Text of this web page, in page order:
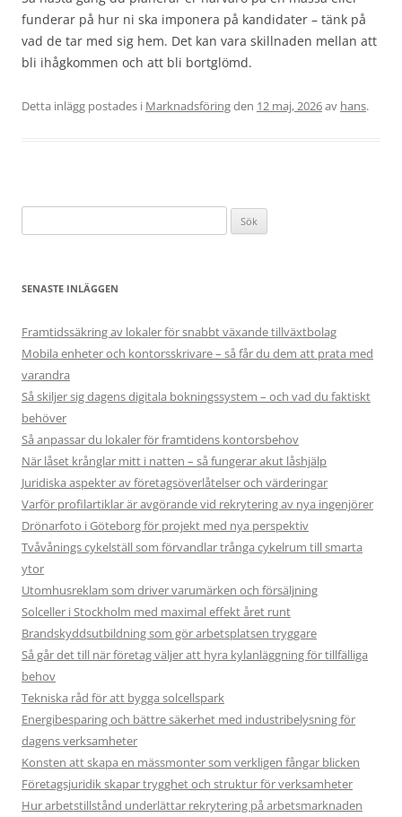
funderar på hur ni ska imponera på kandidater – tänk på
vad de tar med sig hem. Det kan vara skillnaden mellan att
bli ihågkommen och att bli bortglömd.
Detta inlägg postades i Marknadsföringden 12 maj, 2026av hans.
efter:
SENASTE INLÄGGEN
Framtidssäkring av lokaler för snabbt växande tillväxtbolag
Mobila enheter och kontorsskrivare – så får du dem att prata med
varandra
Så skiljer sig dagens digitala bokningssystem – och vad du faktiskt
behöver
Så anpassar du lokaler för framtidens kontorsbehov
När låset krånglar mitt i natten – så fungerar akut låshjälp
Juridiska aspekter av företagsöverlåtelser och värderingar
Varför profilartiklar är avgörande vid rekrytering av nya ingenjörer
Drönarfoto i Göteborg för projekt med nya perspektiv
Tvåvånings cykelställ som förvandlar trånga cykelrum till smarta
ytor
Utomhusreklam som driver varumärken och försäljning
Solceller i Stockholm med maximal effekt året runt
Brandskyddsutbildning som gör arbetsplatsen tryggare
Så går det till när företag väljer att hyra kylanläggning för tillfälliga
behov
Tekniska råd för att bygga solcellspark
Energibesparing och bättre säkerhet med industribelysning för
dagens verksamheter
Konsten att skapa en mässmonter som verkligen fångar blicken
Företagsjuridik skapar trygghet och struktur för verksamheter
Hur arbetstillstånd underlättar rekrytering på arbetsmarknaden